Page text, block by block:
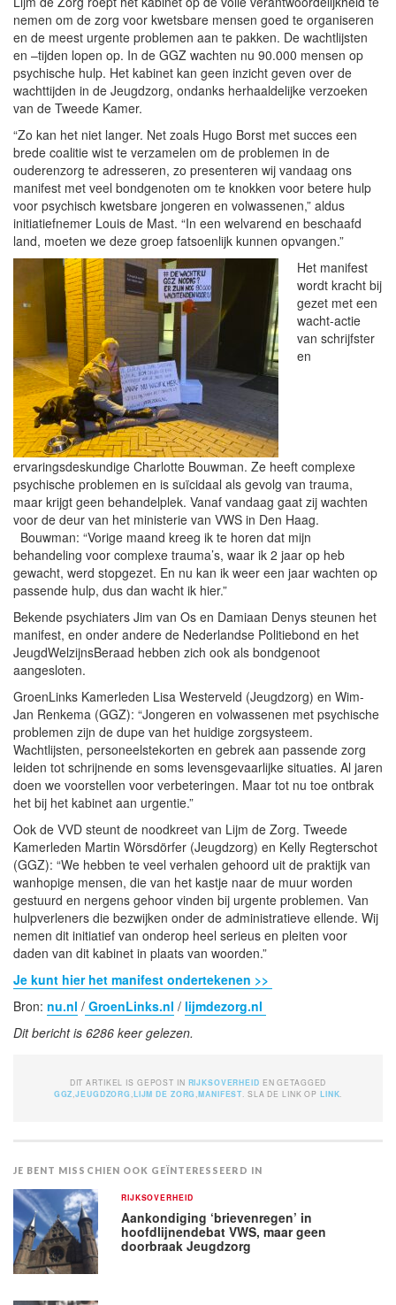
nemen om de zorg voor kwetsbare mensen goed te organiseren
en de meest urgente problemen aan te pakken. De wachtlijsten
en –tijden lopen op. In de GGZ wachten nu 90.000 mensen op
psychische hulp. Het kabinet kan geen inzicht geven over de
wachttijden in de Jeugdzorg, ondanks herhaaldelijke verzoeken
van de Tweede Kamer.
“Zo kan het niet langer. Net zoals Hugo Borst met succes een
brede coalitie wist te verzamelen om de problemen in de
ouderenzorg te adresseren, zo presenteren wij vandaag ons
manifest met veel bondgenoten om te knokken voor betere hulp
voor psychisch kwetsbare jongeren en volwassenen,” aldus
initiatiefnemer Louis de Mast. “In een welvarend en beschaafd
land, moeten we deze groep fatsoenlijk kunnen opvangen.”
Het manifest
wordt kracht bij
gezet met een
wacht-actie
van schrijfster
en
ervaringsdeskundige Charlotte Bouwman. Ze heeft complexe
psychische problemen en is suïcidaal als gevolg van trauma,
maar krijgt geen behandelplek. Vanaf vandaag gaat zij wachten
voor de deur van het ministerie van VWS in Den Haag.
Bouwman: “Vorige maand kreeg ik te horen dat mijn
behandeling voor complexe trauma’s, waar ik 2 jaar op heb
gewacht, werd stopgezet. En nu kan ik weer een jaar wachten op
passende hulp, dus dan wacht ik hier.”
Bekende psychiaters Jim van Os en Damiaan Denys steunen het
manifest, en onder andere de Nederlandse Politiebond en het
JeugdWelzijnsBeraad hebben zich ook als bondgenoot
aangesloten.
GroenLinks Kamerleden Lisa Westerveld (Jeugdzorg) en Wim-
Jan Renkema (GGZ): “Jongeren en volwassenen met psychische
problemen zijn de dupe van het huidige zorgsysteem.
Wachtlijsten, personeelstekorten en gebrek aan passende zorg
leiden tot schrijnende en soms levensgevaarlijke situaties. Al jaren
doen we voorstellen voor verbeteringen. Maar tot nu toe ontbrak
het bij het kabinet aan urgentie.”
Ook de VVD steunt de noodkreet van Lijm de Zorg. Tweede
Kamerleden Martin Wörsdörfer (Jeugdzorg) en Kelly Regterschot
(GGZ): “We hebben te veel verhalen gehoord uit de praktijk van
wanhopige mensen, die van het kastje naar de muur worden
gestuurd en nergens gehoor vinden bij urgente problemen. Van
hulpverleners die bezwijken onder de administratieve ellende. Wij
nemen dit initiatief van onderop heel serieus en pleiten voor
daden van dit kabinet in plaats van woorden.”
Je kunt hier het manifest ondertekenen >>
Bron: nu.nl / GroenLinks.nl / lijmdezorg.nl
Dit bericht is 6286 keer gelezen.
DIT ARTIKEL IS GEPOST IN RIJKSOVERHEID EN GETAGGED
GGZ ,JEUGDZORG LIJM DE ZORG ,MANIFEST . SLA DE LINK OP LINK
JE BENT MISSCHIEN OOK GEÏNTERESSEERD IN
RIJKSOVERHEID
Aankondiging ‘brievenregen’ in
hoofdlijnendebat VWS, maar geen
doorbraak Jeugdzorg